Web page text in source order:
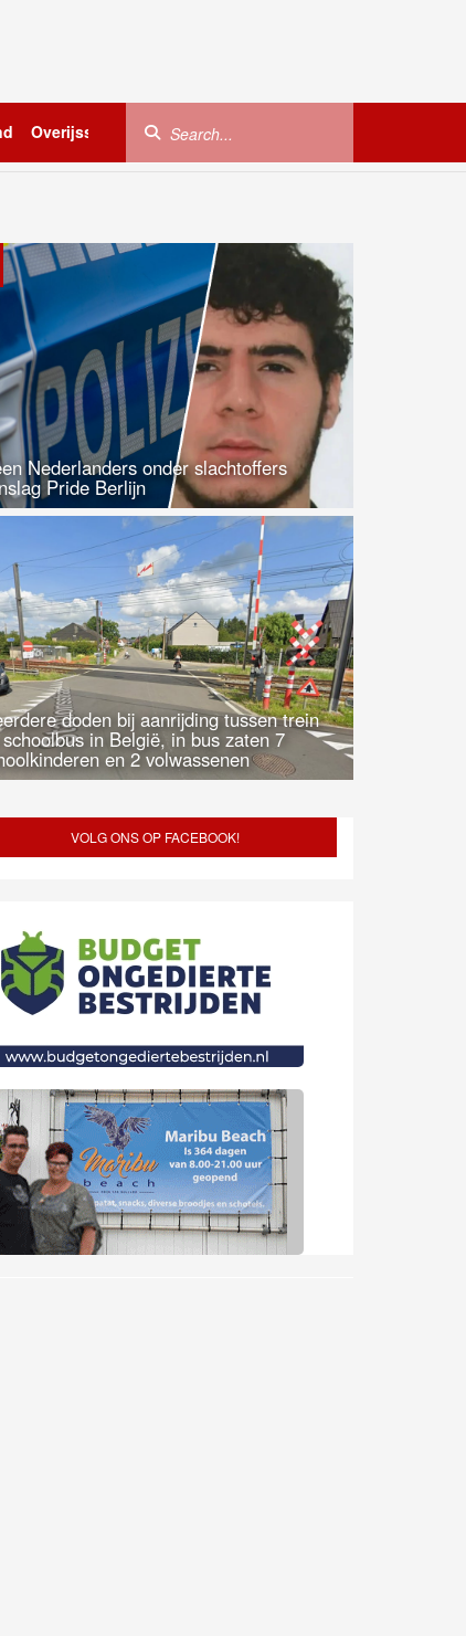
Overijssel Utrecht Zeeland
Nederlanders onder slachtoffers
Pride Berlijn
doden bij aanrijding tussen trein
in België, in bus zaten 7
en 2 volwassenen
VOLG ONS OP FACEBOOK!